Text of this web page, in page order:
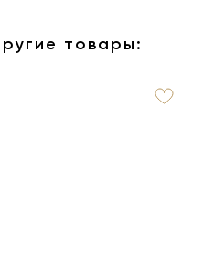
товары: